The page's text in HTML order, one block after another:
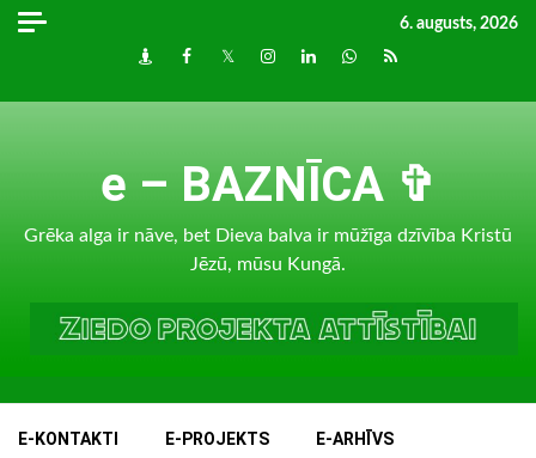
Skip
6. augusts, 2026
DraugiemFacebook
TwitterInstagram
LinkedInwhatsapp
RSS
e – BAZNĪCA ✞
Grēka alga ir nāve, bet Dieva balva ir mūžīga dzīvība Kristū
Jēzū, mūsu Kungā.
E-KONTAKTI E-PROJEKTS E-ARHĪVS